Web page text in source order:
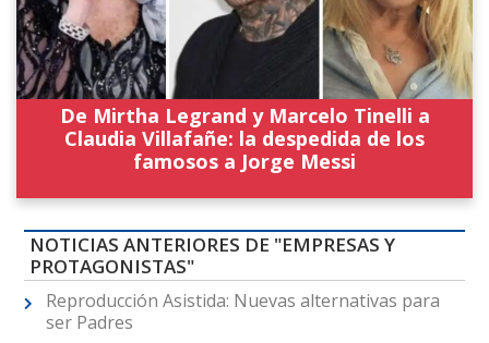
De Mirtha Legrand y Marcelo Tinelli a
Claudia Villafañe: la despedida de los
famosos a Jorge Messi
NOTICIAS ANTERIORES DE "EMPRESAS Y
PROTAGONISTAS"
Reproducción Asistida: Nuevas alternativas para
ser Padres